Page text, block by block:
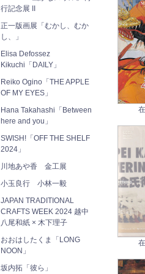
行記念展 II
正一版画展「むかし、むか
し、」
Elisa Defossez
Kikuchi「DAILY」
Reiko Ogino「THE APPLE
OF MY EYES」
Hana Takahashi「Between
here and you」
SWISH!「OFF THE SHELF
2024」
川地あや香 金工展
小玉良行 小林一毅
JAPAN TRADITIONAL
CRAFTS WEEK 2024 越中
八尾和紙 × 木下理子
おおはしたくま「LONG
NOON」
坂内拓「彼ら」